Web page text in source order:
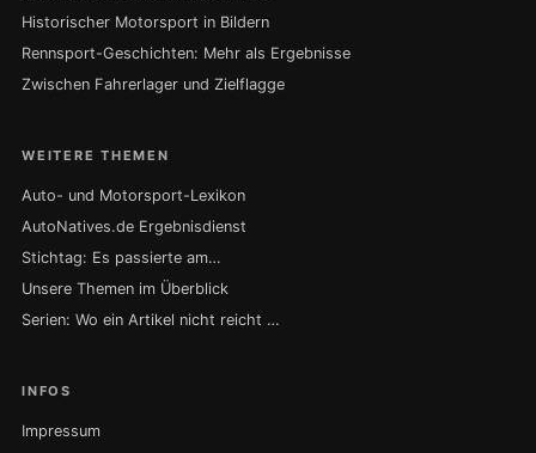
Historischer Motorsport in Bildern
Rennsport-Geschichten: Mehr als Ergebnisse
Zwischen Fahrerlager und Zielflagge
WEITERE THEMEN
Auto- und Motorsport-Lexikon
AutoNatives.de Ergebnisdienst
Stichtag: Es passierte am…
Unsere Themen im Überblick
Serien: Wo ein Artikel nicht reicht …
INFOS
Impressum